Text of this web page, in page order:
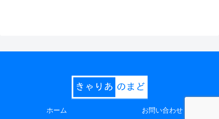
ホーム お問い合わせ